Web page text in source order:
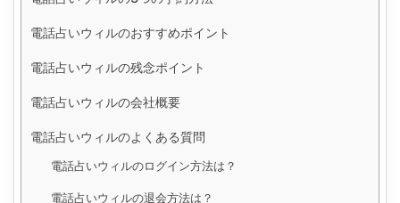
電話占いウィルのおすすめポイント
電話占いウィルの残念ポイント
電話占いウィルの会社概要
電話占いウィルのよくある質問
電話占いウィルのログイン方法は？
電話占いウィルの退会方法は？